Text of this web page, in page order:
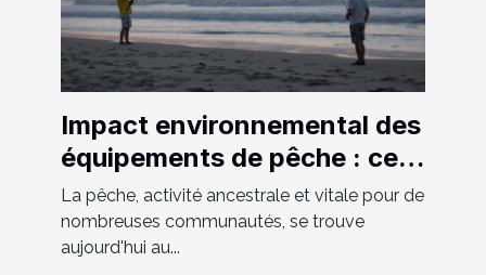
Impact environnemental des
équipements de pêche : ce
que vous devez savoir
La pêche, activité ancestrale et vitale pour de
nombreuses communautés, se trouve
aujourd'hui au...